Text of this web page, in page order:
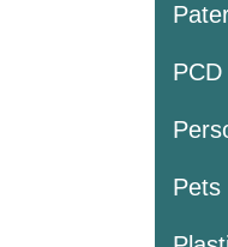
PCD
Pets